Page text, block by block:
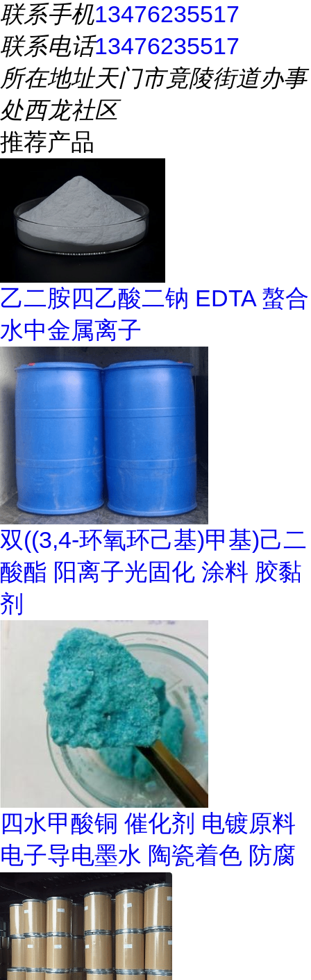
联系手机13476235517
联系电话13476235517
所在地址天门市竟陵街道办事
处西龙社区
推荐产品
乙二胺四乙酸二钠 EDTA 螯合
水中金属离子
双((3,4-环氧环己基)甲基)己二
酸酯 阳离子光固化 涂料 胶黏
剂
四水甲酸铜 催化剂 电镀原料
电子导电墨水 陶瓷着色 防腐